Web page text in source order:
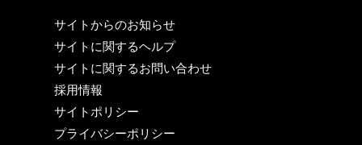
サイトからのお知らせ
サイトに関するヘルプ
サイトに関するお問い合わせ
採用情報
サイトポリシー
プライバシーポリシー